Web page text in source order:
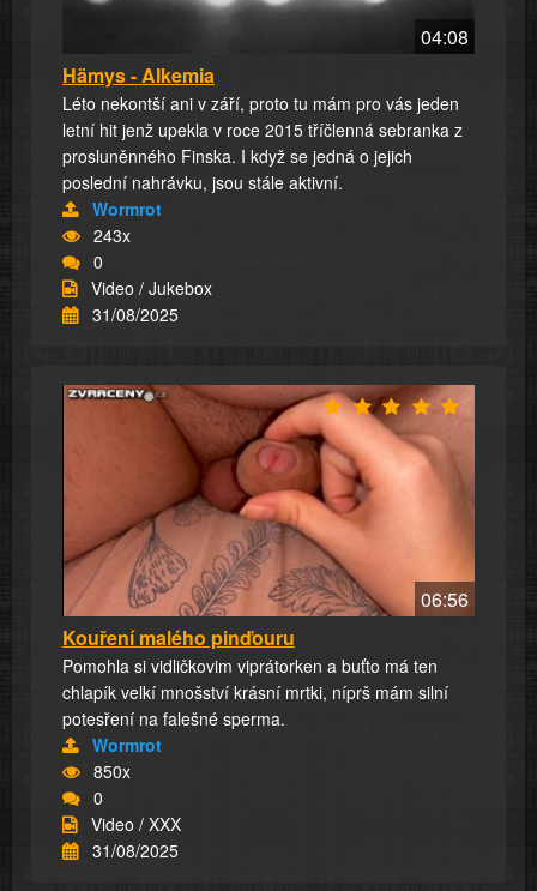
04:08
Hämys - Alkemia
Léto nekontší ani v září, proto tu mám pro vás jeden
letní hit jenž upekla v roce 2015 tříčlenná sebranka z
prosluněnného Finska. I když se jedná o jejich
poslední nahrávku, jsou stále aktivní.
Wormrot
243x
0
Video / Jukebox
31/08/2025
06:56
Kouření malého pinďouru
Pomohla si vidličkovim viprátorken a buťto má ten
chlapík velkí mnošství krásní mrtki, níprš mám silní
potesření na falešné sperma.
Wormrot
850x
0
Video / XXX
31/08/2025